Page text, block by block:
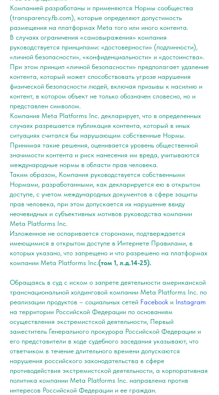
Компанией разработаны и применяются Нормы сообщества
(transparency.fb.com), которые определяют допустимость
размещения на платформах Meta того или иного контента.
В случаях ограничения «самовыражения» компания
руководствуется принципами: «достоверности» (подлинности),
«личной безопасности», «конфиденциальности» и «достоинства».
При этом принцип «личной безопасности» предполагает удаление
контента, который может способствовать угрозе нарушения
физической безопасности людей, включая призывы к насилию и
контент, в котором объект не только обозначен словесно, но и
представлен символом.
Компания Meta Platforms Inc. декларирует, что в определенных
случаях разрешается публикация контента, который в иных
ситуациях считался бы нарушающим собственные Нормы.
Принимая такие решения, оценивается уровень общественной
значимости контента и риск нанесения им вреда, учитываются
международные нормы в области прав человека.
Таким образом, Компания руководствуется собственными
Нормами, разработанными, как декларируется ею в открытом
доступе, с учетом международных документов в сфере защиты
прав человека, при этом допускается их нарушение ввиду
неочевидных и субъективных мотивов руководства компании
Meta Platforms Inc.
Изложенное не оспаривается сторонами, подтверждается
имеющимися в открытом доступе в Интернете Правилами, в
которых указано, что запрещено и что разрешено на платформах
компании Meta Platforms Inc.(том 1, л.д.14-25).
Обращаясь в суд с иском о запрете деятельности американской
транснациональной холдинговой компании Meta Platforms Inc. по
реализации продуктов – социальных сетей Facebook и Instagram
на территории Российской Федерации по основаниям
осуществления экстремистской деятельности, Первый
заместитель Генерального прокурора Российской Федерации и
его представители в ходе судебного заседания указывают, что
ответчиком в течение длительного времени допускаются
нарушения российского законодательства в сфере
противодействия экстремистской деятельности, а корпоративная
политика компании Meta Platforms Inc. направлена против
интересов Российской Федерации и ее граждан.